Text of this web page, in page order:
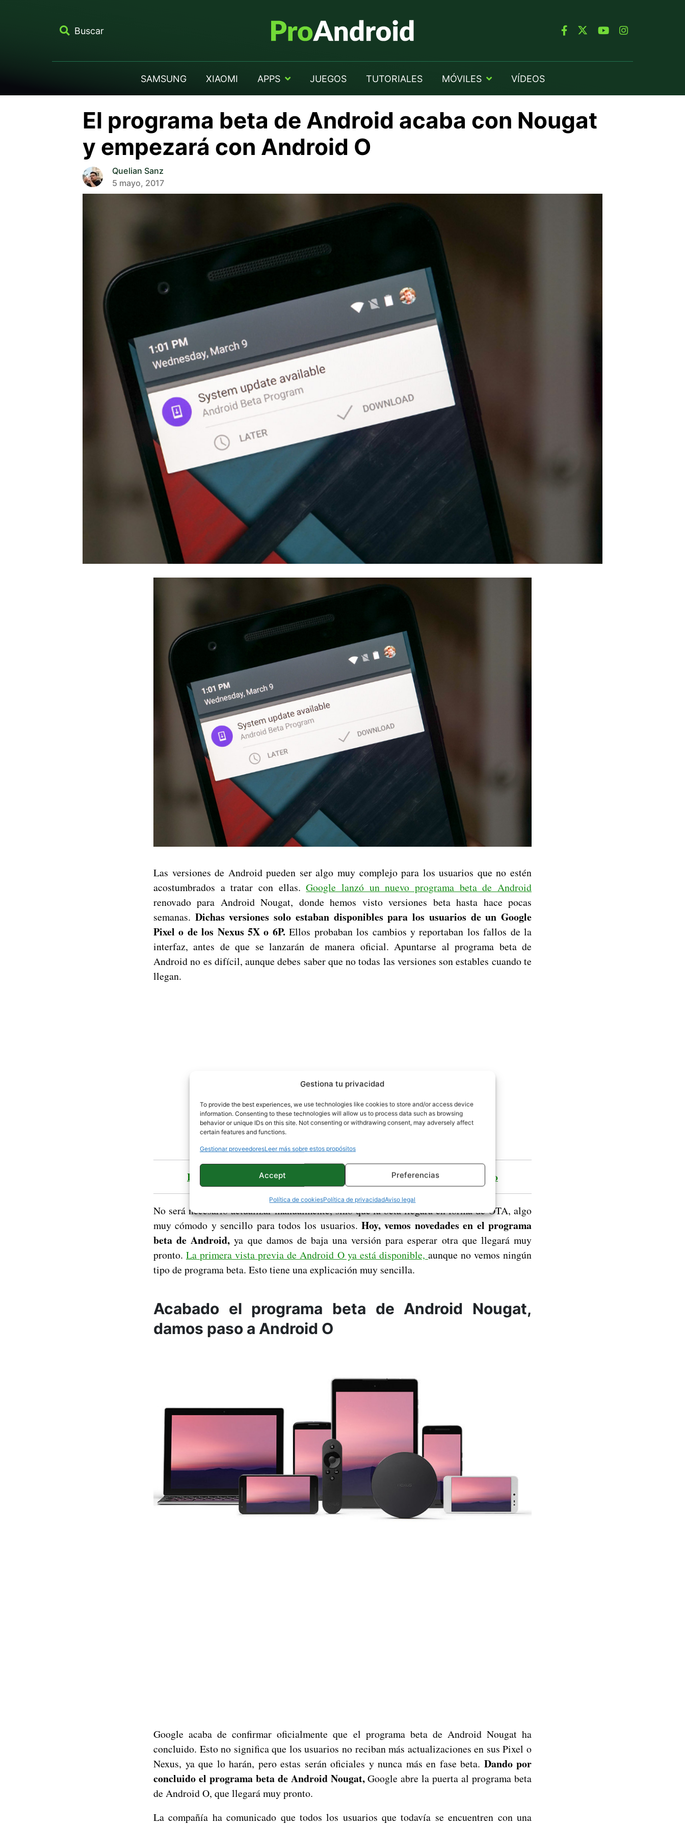
Gestiona tu privacidad
To provide the best experiences, we use technologies like cookies to store and/or access device
information. Consenting to these technologies will allow us to process data such as browsing
behavior or unique IDs on this site. Not consenting or withdrawing consent, may adversely affect
certain features and functions.
Gestionar proveedoresLeer más sobre estos propósitos
Accept Preferencias
Política de cookiesPolítica de privacidadAviso legal
Buscar
SAMSUNG XIAOMI APPS JUEGOS TUTORIALES MÓVILES VÍDEOS
El programa beta de Android acaba con Nougat
y empezará con Android O
Quelian Sanz
5 mayo, 2017
Las versiones de Android pueden ser algo muy complejo para los usuarios que no estén
acostumbrados a tratar con ellas.Google lanzó un nuevo programa beta de Android
renovado para Android Nougat, donde hemos visto versiones beta hasta hace pocas
semanas. Dichas versiones solo estaban disponibles para los usuarios de un Google
Pixel o de los Nexus 5X o 6P. Ellos probaban los cambios y reportaban los fallos de la
interfaz, antes de que se lanzarán de manera oficial. Apuntarse al programa beta de
Android no es difícil, aunque debes saber que no todas las versiones son estables cuando te
llegan.
Las imágenes del Honor 9 filtradas revelan la ausencia de jack de audio
No será necesario actualizar manualmente, sino que la beta llegará en forma de OTA, algo
muy cómodo y sencillo para todos los usuarios. Hoy, vemos novedades en el programa
beta de Android, ya que damos de baja una versión para esperar otra que llegará muy
pronto.La primera vista previa de Android O ya está disponible, aunque no vemos ningún
tipo de programa beta. Esto tiene una explicación muy sencilla.
Acabado el programa beta de Android Nougat,
damos paso a Android O
Google acaba de confirmar oficialmente que el programa beta de Android Nougat ha
concluido. Esto no significa que los usuarios no reciban más actualizaciones en sus Pixel o
Nexus, ya que lo harán, pero estas serán oficiales y nunca más en fase beta. Dando por
concluido el programa beta de Android Nougat,Google abre la puerta al programa beta
de Android O, que llegará muy pronto.
La compañía ha comunicado que todos los usuarios que todavía se encuentren con una